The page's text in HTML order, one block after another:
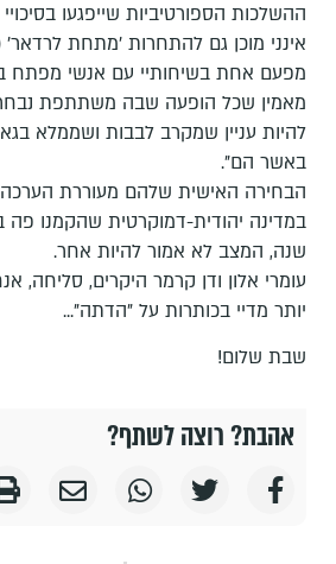
ההשלכות הספורטיביות שייפגעו
אינני מוכן גם להתחרות 'מתחת לרדאר'
מפעם אחת בשיחותיי עם אנשי מפתח
מאמין שכל הופעה שבה משתתפת
להיות עניין שמקרב לבבות ושממלא
באשר הם".
הבחירה האישית שלהם מעוררת
במדינה יהודית-דמוקרטית שהקמנו פה
שנה, המצב לא אמור להיות אחר.
עומרי אלון ודן קרמר היקרים, סליחה,
יותר מדיי בכותרות על "הדתה"...
שבת שלום!
אהבת? רוצה לשתף?